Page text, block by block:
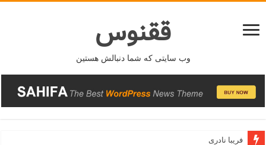
ققنوس
وب سایتی که شما دنبالش هستین
فریبا نادری
فریدونشهر